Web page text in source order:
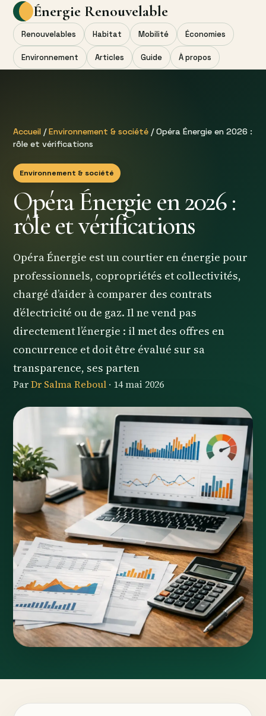
Énergie Renouvelable
Renouvelables Habitat Mobilité Économies
Environnement Articles Guide À propos
Accueil /Environnement & société / Opéra Énergie en 2026 :
rôle et vérifications
Environnement & société
Opéra Énergie en 2026 :
rôle et vérifications
Opéra Énergie est un courtier en énergie pour
professionnels, copropriétés et collectivités,
chargé d’aider à comparer des contrats
d’électricité ou de gaz. Il ne vend pas
directement l’énergie : il met des offres en
concurrence et doit être évalué sur sa
transparence, ses parten
ParDr Salma Reboul · 14 mai 2026